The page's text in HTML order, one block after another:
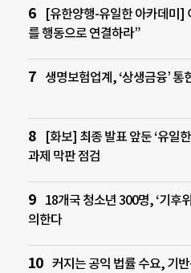
[유한양행-유일한 아카데미]
를 행동으로 연결하라”
생명보험업계, ‘상생금융’ 통
[화보] 최종 발표 앞둔 ‘유일
과제 막판 점검
18개국 청소년 300명, ‘기후
의한다
커지는 공익 법률 수요, 기